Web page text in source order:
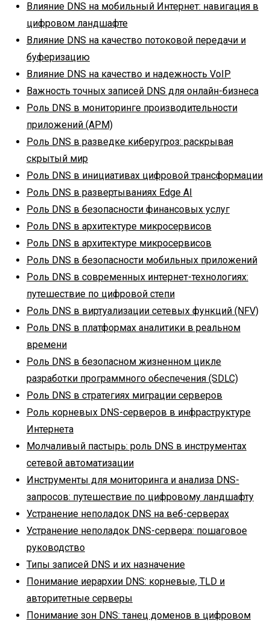
Влияние DNS на мобильный Интернет: навигация в
цифровом ландшафте
Влияние DNS на качество потоковой передачи и
буферизацию
Влияние DNS на качество и надежность VoIP
Важность точных записей DNS для онлайн-бизнеса
Роль DNS в мониторинге производительности
приложений (APM)
Роль DNS в разведке киберугроз: раскрывая
скрытый мир
Роль DNS в инициативах цифровой трансформации
Роль DNS в развертываниях Edge AI
Роль DNS в безопасности финансовых услуг
Роль DNS в архитектуре микросервисов
Роль DNS в архитектуре микросервисов
Роль DNS в безопасности мобильных приложений
Роль DNS в современных интернет-технологиях:
путешествие по цифровой степи
Роль DNS в виртуализации сетевых функций (NFV)
Роль DNS в платформах аналитики в реальном
времени
Роль DNS в безопасном жизненном цикле
разработки программного обеспечения (SDLC)
Роль DNS в стратегиях миграции серверов
Роль корневых DNS-серверов в инфраструктуре
Интернета
Молчаливый пастырь: роль DNS в инструментах
сетевой автоматизации
Инструменты для мониторинга и анализа DNS-
запросов: путешествие по цифровому ландшафту
Устранение неполадок DNS на веб-серверах
Устранение неполадок DNS-сервера: пошаговое
руководство
Типы записей DNS и их назначение
Понимание иерархии DNS: корневые, TLD и
авторитетные серверы
Понимание зон DNS: танец доменов в цифровом